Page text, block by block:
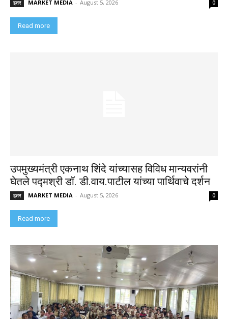
इतर MARKET MEDIA - August 5, 2026 0
Read more
उपमुख्यमंत्री एकनाथ शिंदे यांच्यासह विविध मान्यवरांनी
घेतले पद्मश्री डॉ. डी.वाय.पाटील यांच्या पार्थिवाचे दर्शन
इतर MARKET MEDIA - August 5, 2026 0
Read more